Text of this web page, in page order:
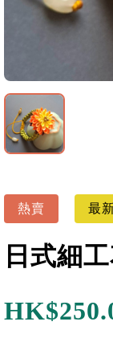
熱賣 最
日式細
HK$